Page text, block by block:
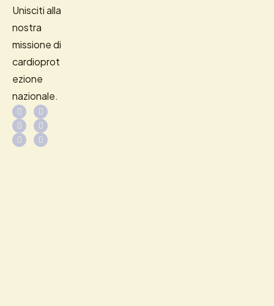
Unisciti alla
nostra
missione di
cardioprot
ezione
nazionale.